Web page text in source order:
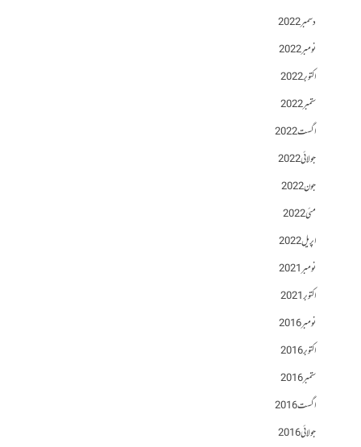
دسمبر 2022
نومبر 2022
اکتوبر 2022
ستمبر 2022
اگست 2022
جولائی 2022
جون 2022
مئی 2022
اپریل 2022
نومبر 2021
اکتوبر 2021
نومبر 2016
اکتوبر 2016
ستمبر 2016
اگست 2016
جولائی 2016